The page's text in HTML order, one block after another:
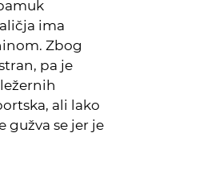
ima
Zbog
pa je
ali lako
gužva se jer je